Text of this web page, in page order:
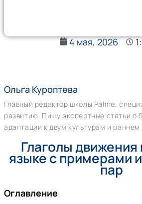
4 мая, 2026
Ольга Куроптева
Главный редактор школы Palme,
развитию. Пишу экспертные статьи о
адаптации к двум культурам и раннем
Глаголы движения
языке с примерами
пар
Оглавление